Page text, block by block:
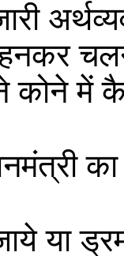
में
या